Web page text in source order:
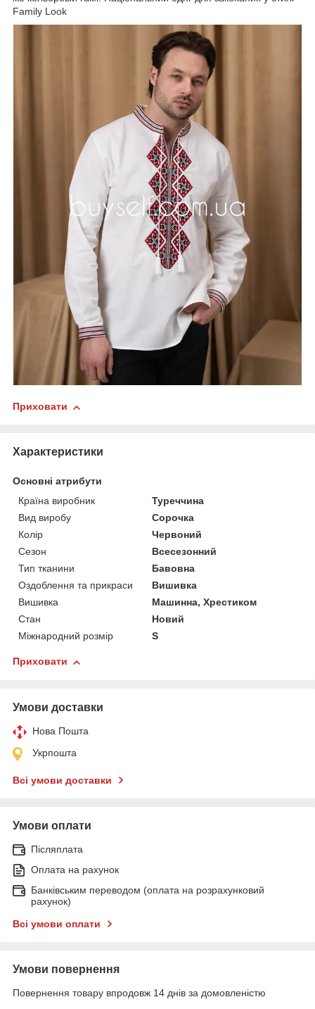
Family Look
Приховати
Характеристики
Основні атрибути
Країна виробник
Туреччина
Вид виробу
Сорочка
Колір
Червоний
Сезон
Всесезонний
Тип тканини
Бавовна
Оздоблення та прикраси
Вишивка
Вишивка
Машинна, Хрестиком
Стан
Новий
Міжнародний розмір
S
Приховати
Умови доставки
Нова Пошта
Укрпошта
Всі умови доставки
Умови оплати
Післяплата
Оплата на рахунок
Банківським переводом (оплата на розрахунковий
рахунок)
Всі умови оплати
Умови повернення
Повернення товару впродовж 14 днів за домовленістю